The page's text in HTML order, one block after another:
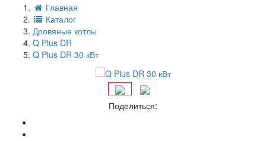
Главная
Каталог
Дровяные котлы
Q Plus DR
Q Plus DR 30 кВт
Поделиться: